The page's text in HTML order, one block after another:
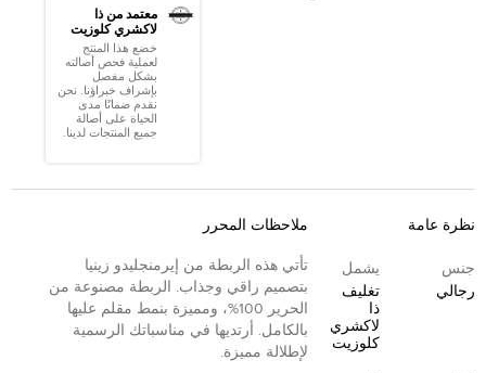
معتمد من ذا
لاكشري كلوزيت
خضع هذا المنتج
لعملية فحص أصالته
بشكل مفصل
بإشراف خبراؤنا. نحن
نقدم ضمانًا مدى
الحياة على أصالة
جميع المنتجات لدينا.
نظرة عامة
جنس
رجالي
يشمل
تغليف
ذا
لاكشري
كلوزيت
ملاحظات المحرر
تأتي هذه الربطة من إيرمنجليدو زينيا
بتصميم راقي وجذاب. الربطة مصنوعة من
الحرير 100%، ومميزة بنمط مقلم عليها
بالكامل. أرتديها في مناسباتك الرسمية
لإطلالة مميزة.